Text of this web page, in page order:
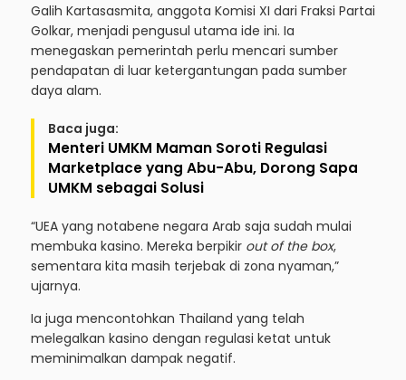
Galih Kartasasmita, anggota Komisi XI dari Fraksi Partai
Golkar, menjadi pengusul utama ide ini. Ia
menegaskan pemerintah perlu mencari sumber
pendapatan di luar ketergantungan pada sumber
daya alam.
Baca juga:
Menteri UMKM Maman Soroti Regulasi
Marketplace yang Abu-Abu, Dorong Sapa
UMKM sebagai Solusi
“UEA yang notabene negara Arab saja sudah mulai
membuka kasino. Mereka berpikir out of the box,
sementara kita masih terjebak di zona nyaman,”
ujarnya.
Ia juga mencontohkan Thailand yang telah
melegalkan kasino dengan regulasi ketat untuk
meminimalkan dampak negatif.